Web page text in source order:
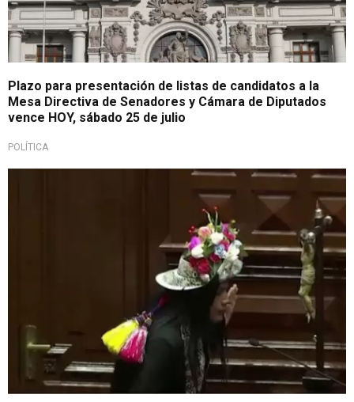
Plazo para presentación de listas de candidatos a la
Mesa Directiva de Senadores y Cámara de Diputados
vence HOY, sábado 25 de julio
POLÍTICA